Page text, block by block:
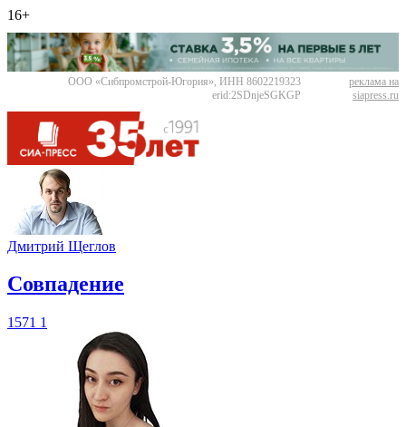
16+
ООО «Сибпромстрой-Югория», ИНН 8602219323
erid:2SDnjeSGKGP
реклама на
siapress.ru
Дмитрий Щеглов
​Совпадение
1571 1